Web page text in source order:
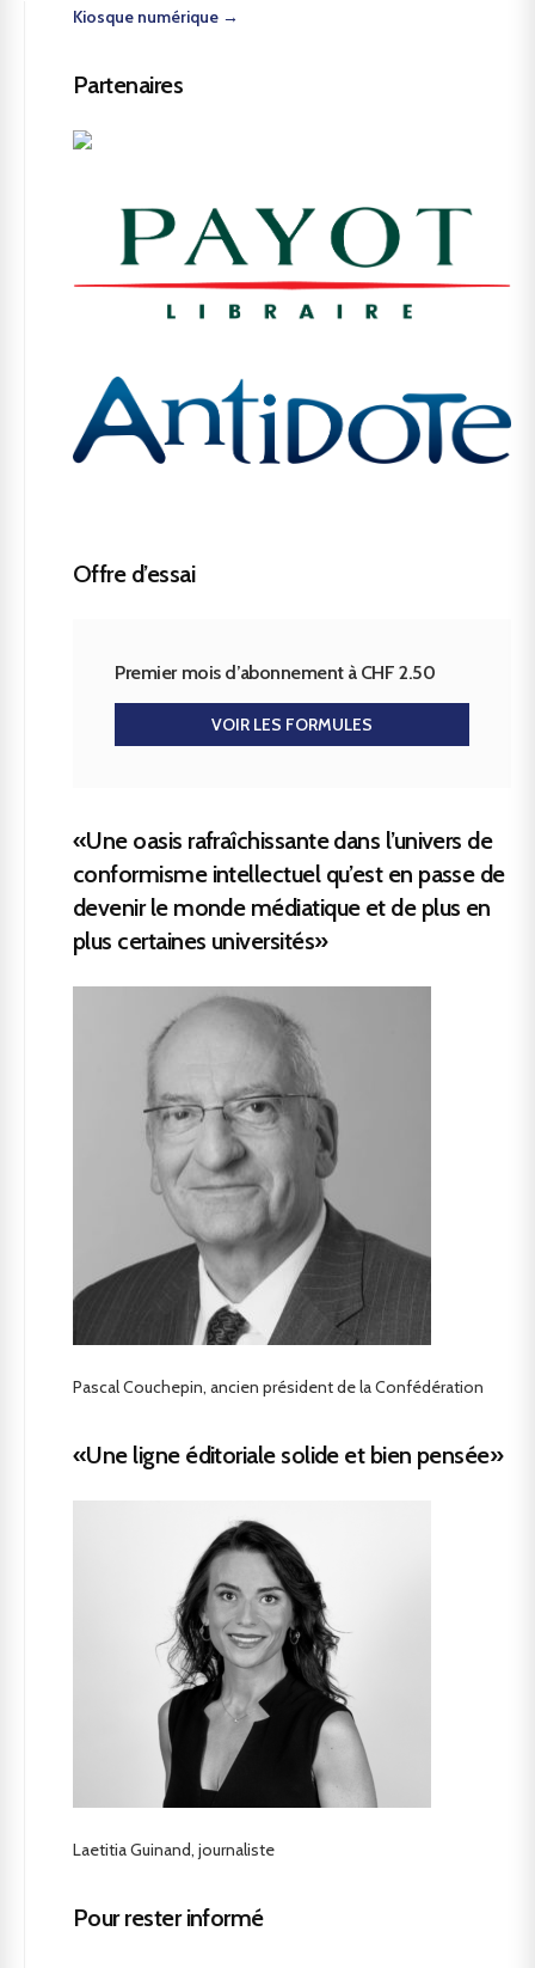
Kiosque numérique →
Partenaires
Offre d’essai
Premier mois d’abonnement à CHF 2.50
VOIR LES FORMULES
«Une oasis rafraîchissante dans l’univers de
conformisme intellectuel qu’est en passe de
devenir le monde médiatique et de plus en
plus certaines universités»
Pascal Couchepin, ancien président de la Confédération
«Une ligne éditoriale solide et bien pensée»
Laetitia Guinand, journaliste
Pour rester informé